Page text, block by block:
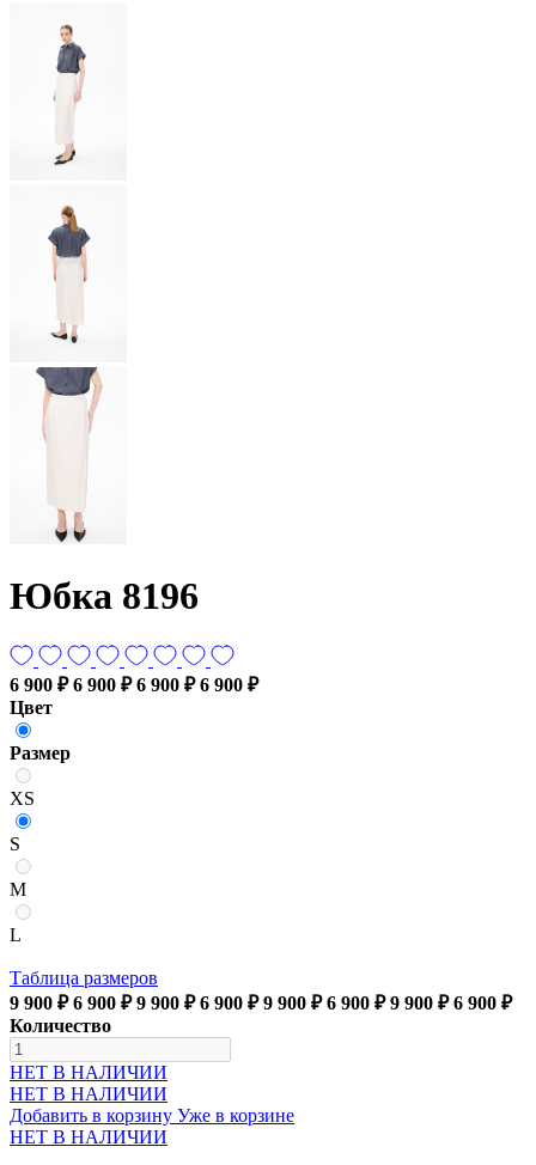
Юбка 8196
6 900 ₽ 6 900 ₽ 6 900 ₽ 6 900 ₽
Цвет
Размер
XS
S
M
L
Таблица размеров
9 900 ₽ 6 900 ₽ 9 900 ₽ 6 900 ₽ 9 900 ₽ 6 900 ₽ 9 900 ₽ 6 900 ₽
Количество
НЕТ В НАЛИЧИИ
НЕТ В НАЛИЧИИ
Добавить в корзину Уже в корзине
НЕТ В НАЛИЧИИ